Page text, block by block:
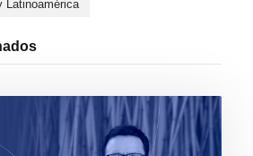
Latinoamérica